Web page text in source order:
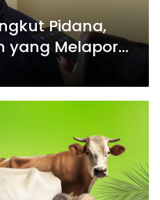
Pidana,
yang Melapor